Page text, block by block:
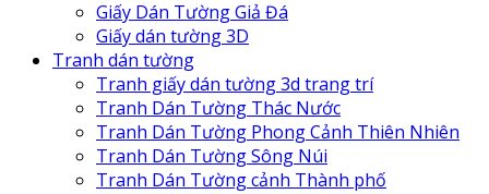
Giấy Dán Tường Giả Đá
Giấy dán tường 3D
Tranh dán tường
Tranh giấy dán tường 3d trang trí
Tranh Dán Tường Thác Nước
Tranh Dán Tường Phong Cảnh Thiên Nhiên
Tranh Dán Tường Sông Núi
Tranh Dán Tường cảnh Thành phố